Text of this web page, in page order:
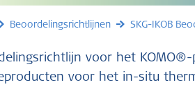
Beoordelingsrichtlijnen SKG-IKOB
voor het
voor het in-situ